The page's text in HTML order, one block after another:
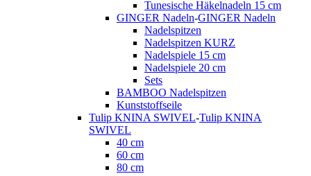
Tunesische Häkelnadeln 15 cm
GINGER Nadeln-GINGER Nadeln
Nadelspitzen
Nadelspitzen KURZ
Nadelspiele 15 cm
Nadelspiele 20 cm
Sets
BAMBOO Nadelspitzen
Kunststoffseile
Tulip KNINA SWIVEL-Tulip KNINA
SWIVEL
40 cm
60 cm
80 cm